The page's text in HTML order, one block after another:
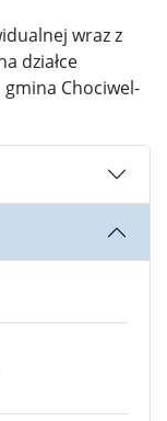
wraz z
działce
Chociwel-